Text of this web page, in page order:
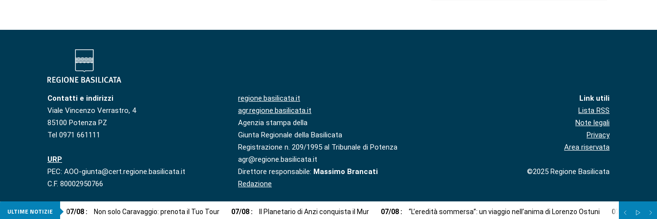
Contatti e indirizzi
Viale Vincenzo Verrastro, 4
85100 Potenza PZ
Tel 0971 661111
URP
PEC: AOO-giunta@cert.regione.basilicata.it
C.F. 80002950766
regione.basilicata.it
agr.regione.basilicata.it
Agenzia stampa della
Giunta Regionale della Basilicata
Registrazione n. 209/1995 al Tribunale di Potenza
agr@regione.basilicata.it
Direttore responsabile: Massimo Brancati
Redazione
Link utili
Lista RSS
Note legali
Privacy
Area riservata
©2025 Regione Basilicata
ULTIME NOTIZIE 07/08 : Non solo Caravaggio: prenota il Tuo Tour 07/08 : Il Planetario di Anzi conquista il Mur 07/08 : “L’eredità sommersa”: un viaggio nell’anima di Lorenzo Ostuni 07 08 Più